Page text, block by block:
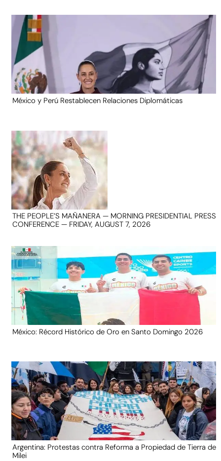
México y Perú Restablecen Relaciones Diplomáticas
THE PEOPLE’S MAÑANERA — MORNING PRESIDENTIAL PRESS
CONFERENCE — FRIDAY, AUGUST 7, 2026
México: Récord Histórico de Oro en Santo Domingo 2026
Argentina: Protestas contra Reforma a Propiedad de Tierra de
Milei